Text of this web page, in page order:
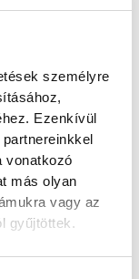
személyre
Ezenkívül
vonatkozó
más olyan
vagy az
gyűjtöttek.
talán a